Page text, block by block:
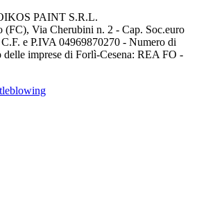
PAINT S.R.L.
(FC), Via Cherubini n. 2 - Cap. Soc.euro
e P.IVA 04969870270 - Numero di
delle imprese di Forlì-Cesena: REA FO -